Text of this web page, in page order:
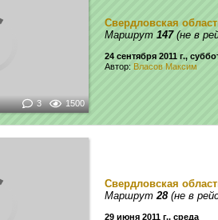
3 1500
Свердловская
Маршрут 147(не в
24 сентября 2011 г.,
Автор: Власов Максим
Свердловская
Маршрут28(не в
29 июня 2011 г., среда